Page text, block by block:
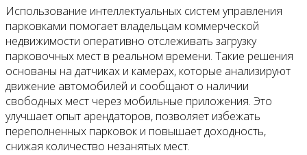
Использование интеллектуальных систем управления
парковками помогает владельцам коммерческой
недвижимости оперативно отслеживать загрузку
парковочных мест в реальном времени. Такие решения
основаны на датчиках и камерах, которые анализируют
движение автомобилей и сообщают о наличии
свободных мест через мобильные приложения. Это
улучшает опыт арендаторов, позволяет избежать
переполненных парковок и повышает доходность,
снижая количество незанятых мест.